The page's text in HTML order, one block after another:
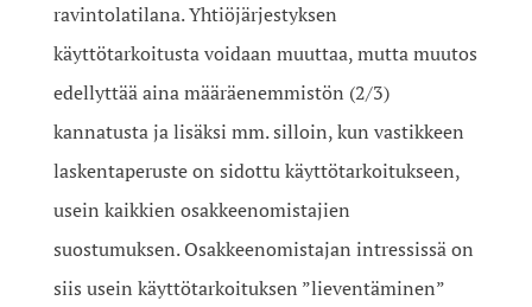
ravintolatilana. Yhtiöjärjestyksen
käyttötarkoitusta voidaan muuttaa, mutta muutos
edellyttää aina määräenemmistön (2/3)
kannatusta ja lisäksi mm. silloin, kun vastikkeen
laskentaperuste on sidottu käyttötarkoitukseen,
usein kaikkien osakkeenomistajien
suostumuksen. Osakkeenomistajan intressissä on
siis usein käyttötarkoituksen ”lieventäminen”